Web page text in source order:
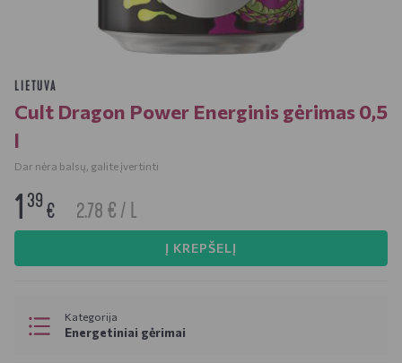
LIETUVA
Cult Dragon Power Energinis gėrimas 0,5
l
Dar nėra balsų, galite įvertinti
1 39€ 2.78 € / L
Į KREPŠELĮ
Kategorija
Energetiniai gėrimai